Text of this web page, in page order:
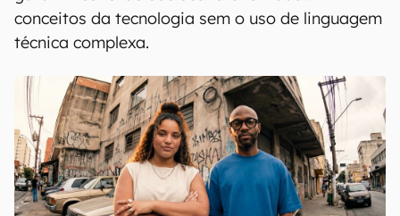
organização de tarefas, geração de imagens e
vídeos, além de estratégias para marca pessoal.
O treinamento apresenta um formato conduzido
por professores digitais chamadosBê e
Marcão, que foram desenvolvidos por meio do
ChatGPT. Os avatares foram criados por
profissionais de diferentes comunidades para
garantir conexão sociocultural e traduzir